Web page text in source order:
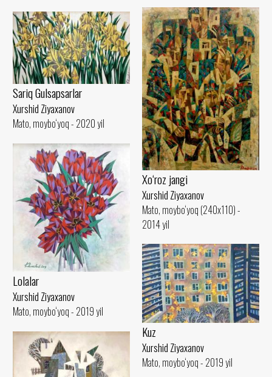
Xo‘roz jangi
Xurshid Ziyaxanov
Mato, moybo‘yoq (240x110) -
2014 yil
Sariq Gulsapsarlar
Xurshid Ziyaxanov
Mato, moybo‘yoq - 2020 yil
Lolalar
Xurshid Ziyaxanov
Mato, moybo‘yoq - 2019 yil
Kuz
Xurshid Ziyaxanov
Mato, moybo‘yoq - 2019 yil